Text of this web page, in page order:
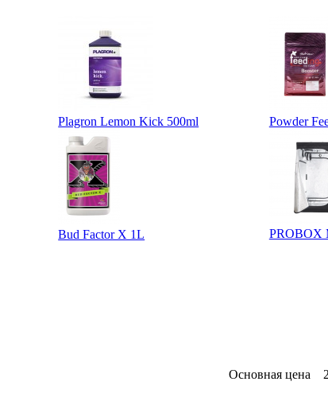
Plagron Lemon Kick 500ml Powder
Bud Factor X 1L PROBOX
Основная цена